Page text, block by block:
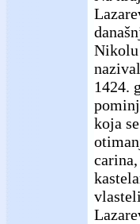
Nikolu
1424.
koja